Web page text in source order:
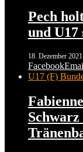
Pech
und U17
18. Dezember 2021
Facebook
U17 (F)